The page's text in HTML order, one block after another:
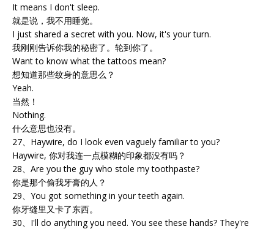
It means I don't sleep.
就是说，我不用睡觉。
I just shared a secret with you. Now, it's your turn.
我刚刚告诉你我的秘密了。轮到你了。
Want to know what the tattoos mean?
想知道那些纹身的意思么？
Yeah.
当然！
Nothing.
什么意思也没有。
27、Haywire, do I look even vaguely familiar to you?
Haywire, 你对我连一点模糊的印象都没有吗？
28、Are you the guy who stole my toothpaste?
你是那个偷我牙膏的人？
29、You got something in your teeth again.
你牙缝里又卡了东西。
30、I'll do anything you need. You see these hands? They're